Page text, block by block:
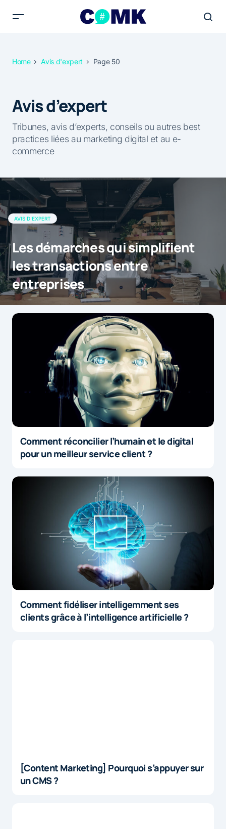
Home Avis d'expert Page 50
Avis d’expert
Tribunes, avis d’experts, conseils ou autres best
practices liées au marketing digital et au e-
commerce
AVIS D'EXPERT
Les démarches qui simplifient
les transactions entre
entreprises
Comment réconcilier l’humain et le digital
pour un meilleur service client ?
Comment fidéliser intelligemment ses
clients grâce à l’intelligence artificielle ?
[Content Marketing] Pourquoi s’appuyer sur
un CMS ?